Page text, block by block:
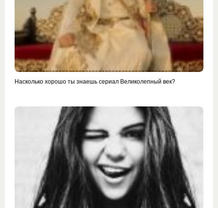
Насколько хорошо ты знаешь сериал Великолепный век?